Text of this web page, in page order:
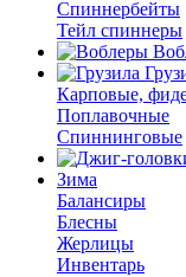
Спиннербейты
Тейл спиннеры
Карповые,
Поплавочные
Спиннинговые
Зима
Балансиры
Блесны
Жерлицы
Инвентарь